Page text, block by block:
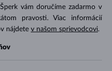
vám doručíme zadarmo v
pravosti. Viac informácií
nájdete v našom sprievodcovi.